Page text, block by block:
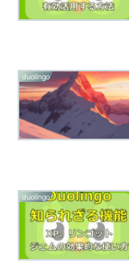
duolingo
duolingo